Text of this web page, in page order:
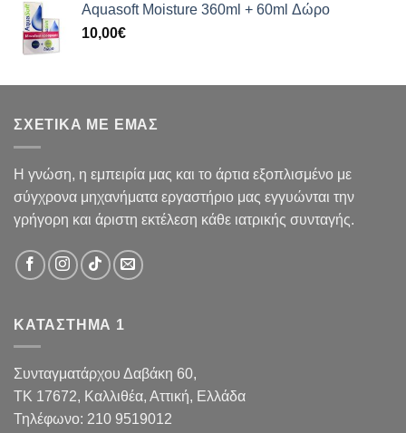
Aquasoft Moisture 360ml + 60ml Δώρο
10,00€
ΣΧΕΤΙΚΑ ΜΕ ΕΜΑΣ
Η γνώση, η εμπειρία μας και το άρτια εξοπλισμένο με
σύγχρονα μηχανήματα εργαστήριο μας εγγυώνται την
γρήγορη και άριστη εκτέλεση κάθε ιατρικής συνταγής.
ΚΑΤΑΣΤΗΜΑ 1
Συνταγματάρχου Δαβάκη 60,
TK 17672, Καλλιθέα, Αττική, Ελλάδα
Τηλέφωνο: 210 9519012